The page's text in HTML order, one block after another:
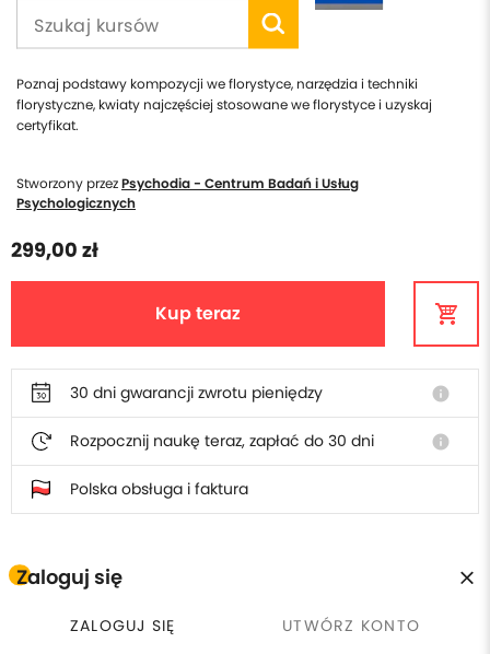
Zaloguj się
ZALOGUJ SIĘ UTWÓRZ KONTO
Podstawy florystyki Kurs pdf
Poznaj podstawy kompozycji we florystyce, narzędzia i techniki
florystyczne, kwiaty najczęściej stosowane we florystyce i uzyskaj
certyfikat.
Stworzony przezPsychodia - Centrum Badań i Usług
Psychologicznych
299,00 zł
Kup teraz
30 dni gwarancji zwrotu pieniędzy info
Rozpocznij naukę teraz, zapłać do 30 dni info
Polska obsługa i faktura
W cenie poradnika otrzymasz